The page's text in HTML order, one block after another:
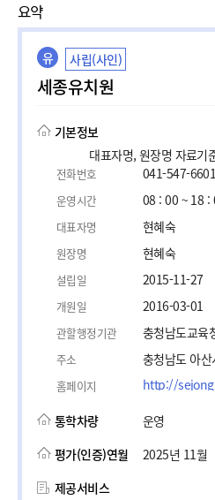
요약
유 사립(사인)
세종유치원
기본정보
대표자명, 원장명 자료기
전화번호 041-547-6601
운영시간 08 : 00 ~ 18 :
대표자명 현혜숙
원장명 현혜숙
설립일 2015-11-27
개원일 2016-03-01
관할행정기관 충청남도교육
주소 충청남도 아
홈페이지
통학차량
운영
평가(인증)연월
2025년 11월
제공서비스